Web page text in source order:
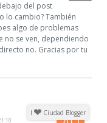
del post
lo cambio? También
algo de problemas
no se ven, dependiendo
no. Gracias por tu
I Ciudad Blogger